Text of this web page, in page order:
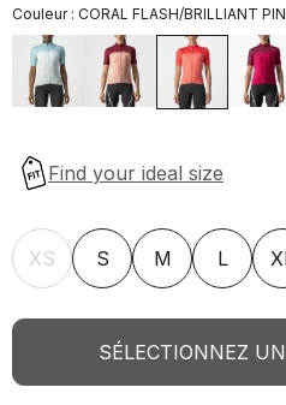
Couleur : CORAL FLASH/BRILLIANT
XS S M L
SÉLECTIONNEZ